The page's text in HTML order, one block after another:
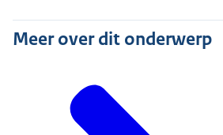
Meer over dit onderwerp